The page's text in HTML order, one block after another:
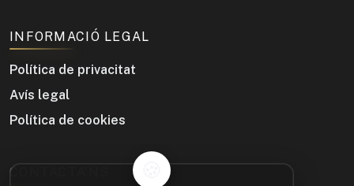
INFORMACIÓ LEGAL
Política de privacitat
Avís legal
Política de cookies
CONTACTA’NS